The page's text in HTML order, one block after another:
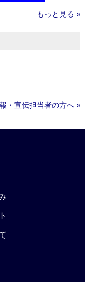
もっと見る »
・宣伝担当者の方へ »